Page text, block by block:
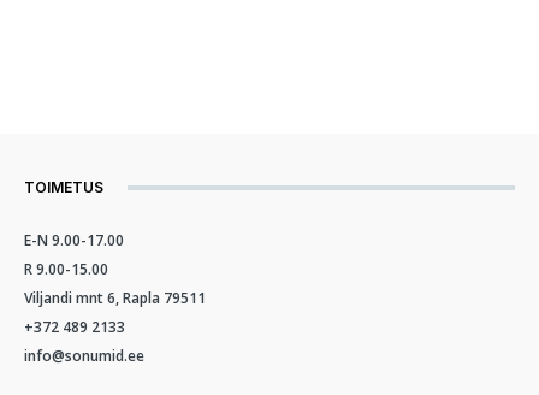
TOIMETUS
E-N 9.00-17.00
R 9.00-15.00
Viljandi mnt 6, Rapla 79511
+372 489 2133
info@sonumid.ee